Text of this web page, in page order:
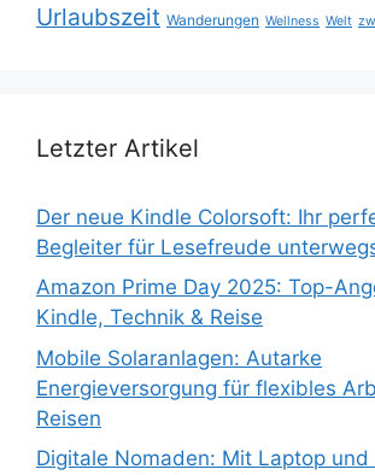
Urlaubszeit Wanderungen Wellness Welt
Letzter Artikel
Der neue Kindle Colorsoft: Ihr
Begleiter für Lesefreude
Amazon Prime Day 2025: Top-
Kindle, Technik & Reise
Mobile Solaranlagen: Autarke
Energieversorgung für flexibles
Reisen
Digitale Nomaden: Mit Laptop und